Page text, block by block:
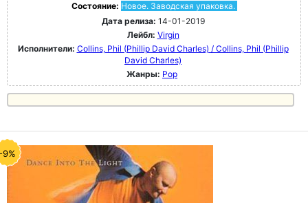
Состояние: Новое. Заводская упаковка.
Дата релиза: 14-01-2019
Лейбл: Virgin
Исполнители: Collins, Phil (Phillip David Charles) / Collins, Phil (Phillip
David Charles)
Жанры: Pop
9%